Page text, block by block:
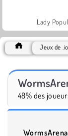
Lady
Jeux de .io
48% des